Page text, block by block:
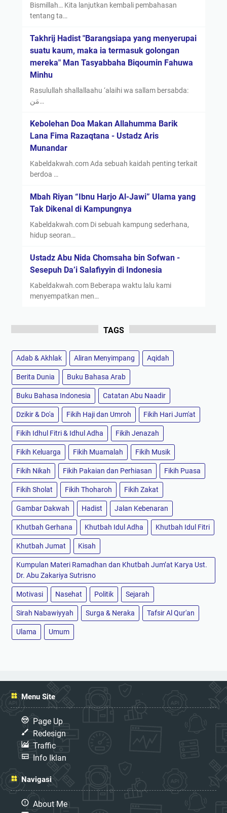
Bismillah… Kita lanjutkan kembali pembahasan
tentang ta…
Takhrij Hadist "Barangsiapa yang menyerupai
suatu kaum, maka ia termasuk golongan
mereka" Man Tasyabbaha Biqoumin Fahuwa
Minhu
Rasulullah shallallaahu ‘alaihi wa sallam bersabda:
مَن…
Kebolehan Doa Makan Allahumma Barik
Lana Fima Razaqtana - Ustadz Aris
Munandar
Kabeldakwah.com Ada sebuah kaidah penting terkait
berdoa …
Mbah Riyan “Ibnu Harjo Al-Jawi” Ulama yang
Tak Dikenal di Kampungnya
Kabeldakwah.com Di sebuah kampung sederhana,
hidup seoran…
Ustadz Abu Nida Chomsaha bin Sofwan -
Sesepuh Da’i Salafiyyin di Indonesia
Kabeldakwah.com Beberapa waktu lalu kami
menyempatkan men…
TAGS
Adab & Akhlak Aliran Menyimpang Aqidah
Berita Dunia Buku Bahasa Arab
Buku Bahasa Indonesia Catatan Abu Naadir
Dzikir & Do'a Fikih Haji dan Umroh Fikih Hari Jum'at
Fikih Idhul Fitri & Idhul Adha Fikih Jenazah
Fikih Keluarga Fikih Muamalah Fikih Musik
Fikih Nikah Fikih Pakaian dan Perhiasan Fikih Puasa
Fikih Sholat Fikih Thoharoh Fikih Zakat
Gambar Dakwah Hadist Jalan Kebenaran
Khutbah Gerhana Khutbah Idul Adha Khutbah Idul Fitri
Khutbah Jumat Kisah
Kumpulan Materi Ramadhan dan Khutbah Jum’at Karya Ust.
Dr. Abu Zakariya Sutrisno
Motivasi Nasehat Politik Sejarah
Sirah Nabawiyyah Surga & Neraka Tafsir Al Qur'an
Ulama Umum
Menu Site
Page Up
Redesign
Traffic
Info Iklan
Navigasi
About Me